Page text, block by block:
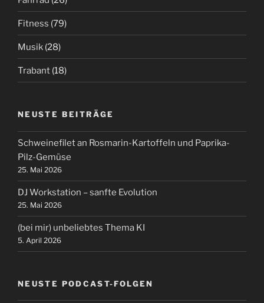
Fitness (79)
Musik (28)
Trabant (18)
NEUSTE BEITRÄGE
Schweinefilet an Rosmarin-Kartoffeln und Paprika-
Pilz-Gemüse
25. Mai 2026
DJ Workstation – sanfte Evolution
25. Mai 2026
(bei mir) unbeliebtes Thema KI
5. April 2026
NEUSTE PODCAST-FOLGEN